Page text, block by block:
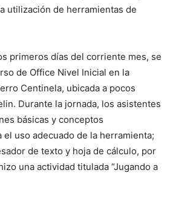
utilización de herramientas de
primeros días del corriente mes, se
de Office Nivel Inicial en la
Centinela, ubicada a pocos
Durante la jornada, los asistentes
básicas y conceptos
el uso adecuado de la herramienta;
de texto y hoja de cálculo, por
una actividad titulada “Jugando a